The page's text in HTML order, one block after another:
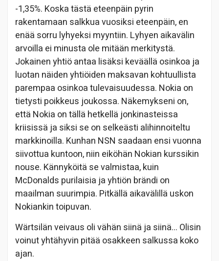
-1,35%. Koska tästä eteenpäin pyrin
rakentamaan salkkua vuosiksi eteenpäin, en
enää sorru lyhyeksi myyntiin. Lyhyen aikavälin
arvoilla ei minusta ole mitään merkitystä.
Jokainen yhtiö antaa lisäksi keväällä osinkoa ja
luotan näiden yhtiöiden maksavan kohtuullista
parempaa osinkoa tulevaisuudessa. Nokia on
tietysti poikkeus joukossa. Näkemykseni on,
että Nokia on tällä hetkellä jonkinasteissa
kriisissä ja siksi se on selkeästi alihinnoiteltu
markkinoilla. Kunhan NSN saadaan ensi vuonna
siivottua kuntoon, niin eiköhän Nokian kurssikin
nouse. Kännyköitä se valmistaa, kuin
McDonalds purilaisia ja yhtiön brändi on
maailman suurimpia. Pitkällä aikavälillä uskon
Nokiankin toipuvan.
Wärtsilän veivaus oli vähän siinä ja siinä… Olisin
voinut yhtähyvin pitää osakkeen salkussa koko
ajan.